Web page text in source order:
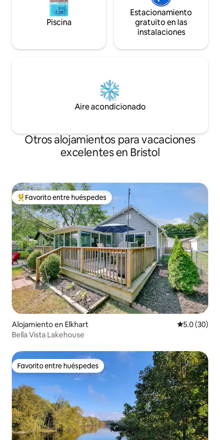
Piscina
Estacionamiento
gratuito en las
instalaciones
Aire acondicionado
Otros alojamientos para vacaciones
excelentes en Bristol
Favorito entre huéspedes preferido
Favorito entre huéspedes
Alojamiento en Elkhart Calificación
5.0 (30)
Bella Vista Lakehouse
Favorito entre huéspedes
Favorito entre huéspedes